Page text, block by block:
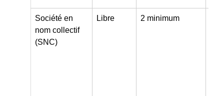
Société en
nom collectif
(SNC)
Libre 2 minimum